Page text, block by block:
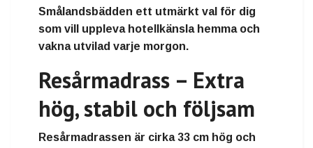
Smålandsbädden ett utmärkt val för dig
som vill uppleva hotellkänsla hemma och
vakna utvilad varje morgon.
Resårmadrass – Extra
hög, stabil och följsam
Resårmadrassen är cirka33 cm hög och